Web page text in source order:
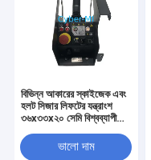
বিভিন্ন আকারের স্কাইজেক এবং
হলট সিজার লিফটের যন্ত্রাংশ
৩৬x৩৩x২০ সেমি বিশ্বব্যাপী
উপাদান
ভালো দাম